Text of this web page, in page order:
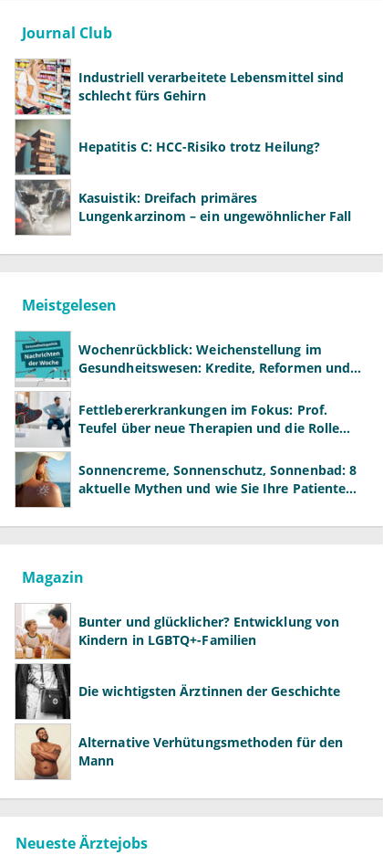
Journal Club
Industriell verarbeitete Lebensmittel sind
schlecht fürs Gehirn
Hepatitis C: HCC-Risiko trotz Heilung?
Kasuistik: Dreifach primäres
Lungenkarzinom – ein ungewöhnlicher Fall
Meistgelesen
Wochenrückblick: Weichenstellung im
Gesundheitswesen: Kredite, Reformen und
Fettlebererkrankungen im Fokus: Prof.
Teufel über neue Therapien und die Rolle
Sonnencreme, Sonnenschutz, Sonnenbad: 8
aktuelle Mythen und wie Sie Ihre Patienten
Magazin
Bunter und glücklicher? Entwicklung von
Kindern in LGBTQ+-Familien
Die wichtigsten Ärztinnen der Geschichte
Alternative Verhütungsmethoden für den
Mann
Neueste Ärztejobs